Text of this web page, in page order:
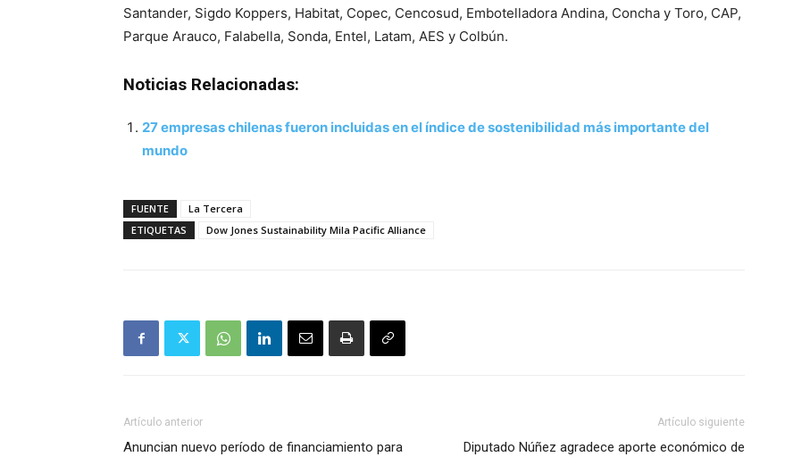
Santander, Sigdo Koppers, Habitat, Copec, Cencosud, Embotelladora Andina, Concha y Toro, CAP,
Parque Arauco, Falabella, Sonda, Entel, Latam, AES y Colbún.
Noticias Relacionadas:
27 empresas chilenas fueron incluidas en el índice de sostenibilidad más importante del
mundo
FUENTE
La Tercera
ETIQUETAS
Dow Jones Sustainability Mila Pacific Alliance
Artículo anterior
Anuncian nuevo período de financiamiento para
Artículo siguiente
Diputado Núñez agradece aporte económico de